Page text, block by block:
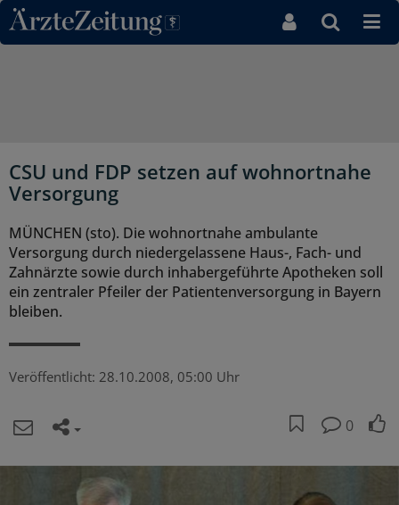
Direkt zum Inhaltsbereich
CSU und FDP setzen auf wohnortnahe
Versorgung
MÜNCHEN (sto). Die wohnortnahe ambulante
Versorgung durch niedergelassene Haus-, Fach- und
Zahnärzte sowie durch inhabergeführte Apotheken soll
ein zentraler Pfeiler der Patientenversorgung in Bayern
bleiben.
Veröffentlicht: 28.10.2008, 05:00 Uhr
0